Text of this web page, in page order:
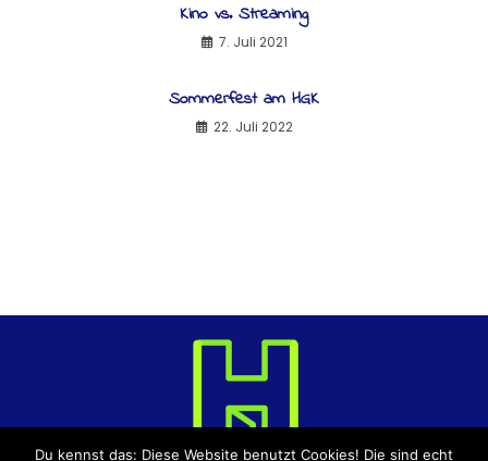
Kino vs. Streaming
7. Juli 2021
Sommerfest am HGK
22. Juli 2022
Du kennst das: Diese Website benutzt Cookies! Die sind echt